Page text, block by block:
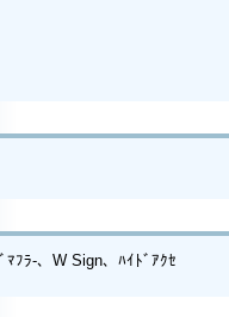
ﾌﾗ-、W Sign、ﾊｲﾄﾞｱｸｾ